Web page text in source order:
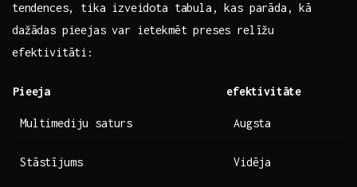
⁣tendences, tika izveidota tabula, kas parāda, kā
dažādas pieejas var ietekmēt ⁤preses relīžu
efektivitāti:
Pieeja efektivitāte
Multimediju saturs Augsta
Stāstījums Vidēja